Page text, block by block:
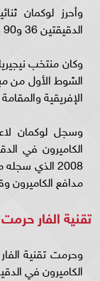
وأحرز لوكمان
الدقيقتين 36 و90 بواقع هدف في كل شوط.
وكان منتخب
الإفريقية
وسجل لوكمان
2008 الذي
مدافع الكاميرون
تقنية الفار
وحرمت تقنية
الكاميرون في الدقيقة 9 بداعي